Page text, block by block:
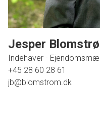
Jesper
Indehaver -
+45 28 60 28 61
jb@blomstrom.dk